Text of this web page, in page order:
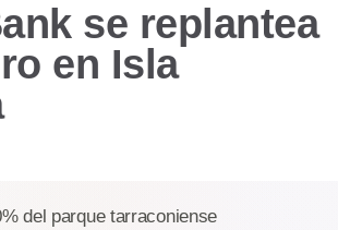
se replantea
en Isla
del parque tarraconiense